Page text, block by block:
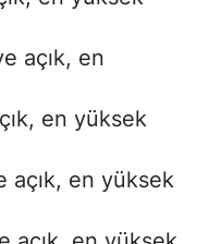
açık, en
en yüksek
açık, en yüksek